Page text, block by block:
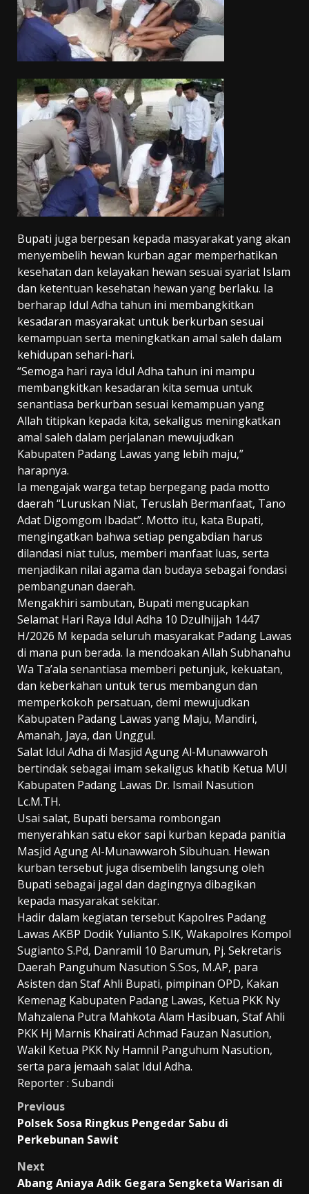
Bupati juga berpesan kepada masyarakat yang akan
menyembelih hewan kurban agar memperhatikan
kesehatan dan kelayakan hewan sesuai syariat Islam
dan ketentuan kesehatan hewan yang berlaku. Ia
berharap Idul Adha tahun ini membangkitkan
kesadaran masyarakat untuk berkurban sesuai
kemampuan serta meningkatkan amal saleh dalam
kehidupan sehari-hari.
“Semoga hari raya Idul Adha tahun ini mampu
membangkitkan kesadaran kita semua untuk
senantiasa berkurban sesuai kemampuan yang
Allah titipkan kepada kita, sekaligus meningkatkan
amal saleh dalam perjalanan mewujudkan
Kabupaten Padang Lawas yang lebih maju,”
harapnya.
Ia mengajak warga tetap berpegang pada motto
daerah “Luruskan Niat, Teruslah Bermanfaat, Tano
Adat Digomgom Ibadat”. Motto itu, kata Bupati,
mengingatkan bahwa setiap pengabdian harus
dilandasi niat tulus, memberi manfaat luas, serta
menjadikan nilai agama dan budaya sebagai fondasi
pembangunan daerah.
Mengakhiri sambutan, Bupati mengucapkan
Selamat Hari Raya Idul Adha 10 Dzulhijjah 1447
H/2026 M kepada seluruh masyarakat Padang Lawas
di mana pun berada. Ia mendoakan Allah Subhanahu
Wa Ta’ala senantiasa memberi petunjuk, kekuatan,
dan keberkahan untuk terus membangun dan
memperkokoh persatuan, demi mewujudkan
Kabupaten Padang Lawas yang Maju, Mandiri,
Amanah, Jaya, dan Unggul.
Salat Idul Adha di Masjid Agung Al-Munawwaroh
bertindak sebagai imam sekaligus khatib Ketua MUI
Kabupaten Padang Lawas Dr. Ismail Nasution
Lc.M.TH.
Usai salat, Bupati bersama rombongan
menyerahkan satu ekor sapi kurban kepada panitia
Masjid Agung Al-Munawwaroh Sibuhuan. Hewan
kurban tersebut juga disembelih langsung oleh
Bupati sebagai jagal dan dagingnya dibagikan
kepada masyarakat sekitar.
Hadir dalam kegiatan tersebut Kapolres Padang
Lawas AKBP Dodik Yulianto S.IK, Wakapolres Kompol
Sugianto S.Pd, Danramil 10 Barumun, Pj. Sekretaris
Daerah Panguhum Nasution S.Sos, M.AP, para
Asisten dan Staf Ahli Bupati, pimpinan OPD, Kakan
Kemenag Kabupaten Padang Lawas, Ketua PKK Ny
Mahzalena Putra Mahkota Alam Hasibuan, Staf Ahli
PKK Hj Marnis Khairati Achmad Fauzan Nasution,
Wakil Ketua PKK Ny Hamnil Panguhum Nasution,
serta para jemaah salat Idul Adha.
Reporter : Subandi
Post
navigation
Previous
Polsek Sosa Ringkus Pengedar Sabu di
Perkebunan Sawit
Next
Abang Aniaya Adik Gegara Sengketa Warisan di